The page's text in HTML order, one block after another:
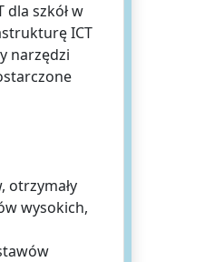
szkół w
ICT
narzędzi
otrzymały
wysokich,